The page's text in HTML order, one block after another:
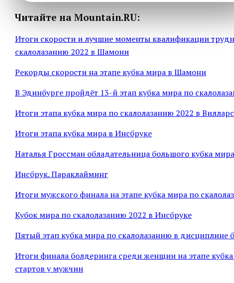
Читайте на Mountain.RU:
Итоги скорости и лучшие моменты квалификации
скалолазанию 2022 в Шамони
Рекорды скорости на этапе кубка мира в Шамони
В Эдинбурге пройдёт 13-й этап кубка мира по
Итоги этапа кубка мира по скалолазанию 2022 в
Итоги этапа кубка мира в Инсбруке
Наталья Гроссман обладательница большого кубка
Инсбрук. Параклайминг
Итоги мужского финала на этапе кубка мира по
Кубок мира по скалолазанию 2022 в Инсбруке
Пятый этап кубка мира по скалолазанию в дисциплине
Итоги финала болдеринга среди женщин на этапе
стартов у мужчин